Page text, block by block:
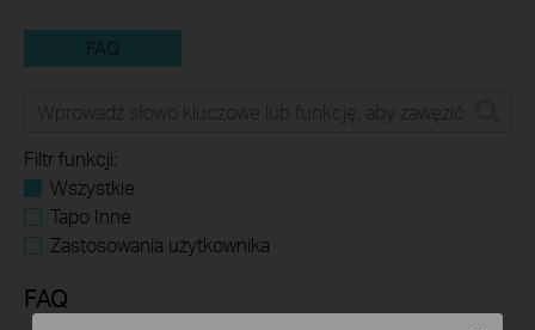
FAQ
Filtr funkcji:
Wszystkie
Tapo Inne
Zastosowania użytkownika
FAQ